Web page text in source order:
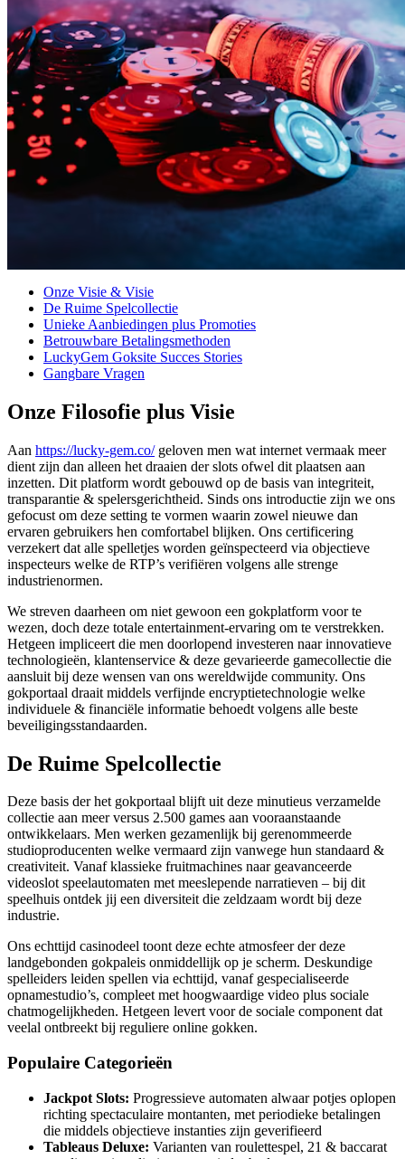
Onze Visie & Visie
De Ruime Spelcollectie
Unieke Aanbiedingen plus Promoties
Betrouwbare Betalingsmethoden
LuckyGem Goksite Succes Stories
Gangbare Vragen
Onze Filosofie plus Visie
Aan https://lucky-gem.co/geloven men wat internet vermaak meer
dient zijn dan alleen het draaien der slots ofwel dit plaatsen aan
inzetten. Dit platform wordt gebouwd op de basis van integriteit,
transparantie & spelersgerichtheid. Sinds ons introductie zijn we ons
gefocust om deze setting te vormen waarin zowel nieuwe dan
ervaren gebruikers hen comfortabel blijken. Ons certificering
verzekert dat alle spelletjes worden geïnspecteerd via objectieve
inspecteurs welke de RTP’s verifiëren volgens alle strenge
industrienormen.
We streven daarheen om niet gewoon een gokplatform voor te
wezen, doch deze totale entertainment-ervaring om te verstrekken.
Hetgeen impliceert die men doorlopend investeren naar innovatieve
technologieën, klantenservice & deze gevarieerde gamecollectie die
aansluit bij deze wensen van ons wereldwijde community. Ons
gokportaal draait middels verfijnde encryptietechnologie welke
individuele & financiële informatie behoedt volgens alle beste
beveiligingsstandaarden.
De Ruime Spelcollectie
Deze basis der het gokportaal blijft uit deze minutieus verzamelde
collectie aan meer versus 2.500 games aan vooraanstaande
ontwikkelaars. Men werken gezamenlijk bij gerenommeerde
studioproducenten welke vermaard zijn vanwege hun standaard &
creativiteit. Vanaf klassieke fruitmachines naar geavanceerde
videoslot speelautomaten met meeslepende narratieven – bij dit
speelhuis ontdek jij een diversiteit die zeldzaam wordt bij deze
industrie.
Ons echttijd casinodeel toont deze echte atmosfeer der deze
landgebonden gokpaleis onmiddellijk op je scherm. Deskundige
spelleiders leiden spellen via echttijd, vanaf gespecialiseerde
opnamestudio’s, compleet met hoogwaardige video plus sociale
chatmogelijkheden. Hetgeen levert voor de sociale component dat
veelal ontbreekt bij reguliere online gokken.
Populaire Categorieën
Jackpot Slots: Progressieve automaten alwaar potjes oplopen
richting spectaculaire montanten, met periodieke betalingen
die middels objectieve instanties zijn geverifieerd
Tableaus Deluxe: Varianten van roulettespel, 21 & baccarat